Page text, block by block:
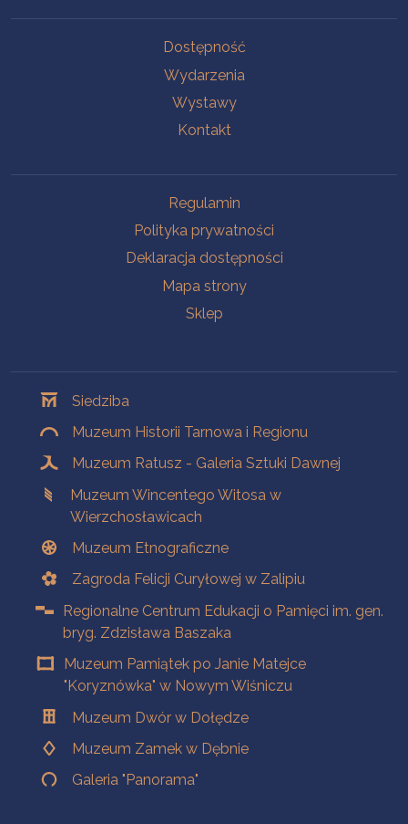
Dostępność
Wydarzenia
Wystawy
Kontakt
Regulamin
Polityka prywatności
Deklaracja dostępności
Mapa strony
Sklep
Siedziba
Muzeum Historii Tarnowa i Regionu
Muzeum Ratusz - Galeria Sztuki Dawnej
Muzeum Wincentego Witosa w
Wierzchosławicach
Muzeum Etnograficzne
Zagroda Felicji Curyłowej w Zalipiu
Regionalne Centrum Edukacji o Pamięci im. gen.
bryg. Zdzisława Baszaka
Muzeum Pamiątek po Janie Matejce
"Koryznówka" w Nowym Wiśniczu
Muzeum Dwór w Dołędze
Muzeum Zamek w Dębnie
Galeria "Panorama"